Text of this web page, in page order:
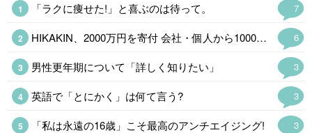
コメントポスト アリ／ナシ
リリース ショップ
7
「ラクに痩せた!」と喜ぶのは待って。
6
HIKAKIN、2000万円を寄付 会社・個人から1000万&1万4400本の…
3
男性更年期について「詳しく知りたい」
3
英語で「とにかく」は何て言う?
3
「私は永遠の16歳」こそ最高のアンチエイジング!